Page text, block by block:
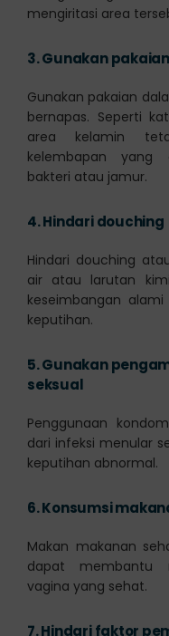
mengiritasi area
3.Gunakan
Gunakan pakaian
bernapas. Seperti
area kelamin
kelembapan yang
bakteri atau jamur.
4.Hindari douching
Hindari douching
air atau larutan
keseimbangan
keputihan.
5.Gunakan
seksual
Penggunaan
dari infeksi menular
keputihan abnormal.
6.Konsumsi
Makan makanan
dapat membantu
vagina yang sehat.
7.Hindari faktor